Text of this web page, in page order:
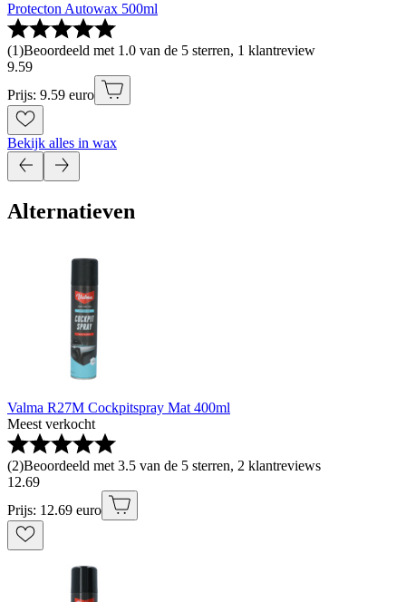
Protecton Autowax 500ml
(1)Beoordeeld met 1.0 van de 5 sterren, 1 klantreview
9.59
Prijs: 9.59 euro
Bekijk alles in wax
Alternatieven
Valma R27M Cockpitspray Mat 400ml
Meest verkocht
(2)Beoordeeld met 3.5 van de 5 sterren, 2 klantreviews
12.69
Prijs: 12.69 euro